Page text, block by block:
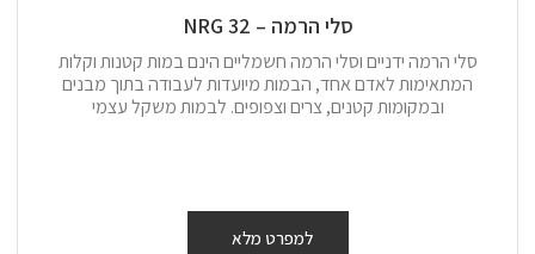
סלי הרמה – 32 NRG
סלי הרמה ידניים וסלי הרמה חשמליים הינם במות קטנות וקלות
המתאימות לאדם אחד, הבמות מיועדות לעבודה בתוך מבנים
ובמקומות קטנים, צרים וצפופים. לבמות משקל עצמי
למפרט מלא